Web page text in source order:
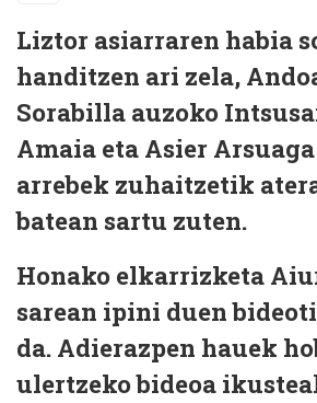
Liztor asiarraren habia
handitzen ari zela,
Sorabilla auzoko
Amaia eta Asier
arrebek zuhaitzetik
batean sartu zuten.
Honako elkarrizketa
sarean ipini duen
da. Adierazpen hauek
ulertzeko bideoa